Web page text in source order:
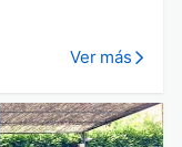
Ver más